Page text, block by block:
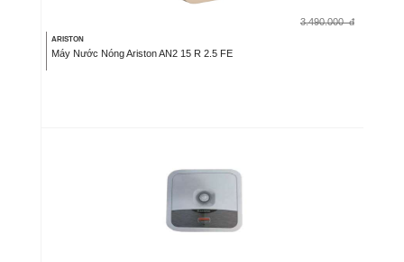
3.490.000 đ
ARISTON
Máy Nước Nóng Ariston AN2 15 R 2.5 FE